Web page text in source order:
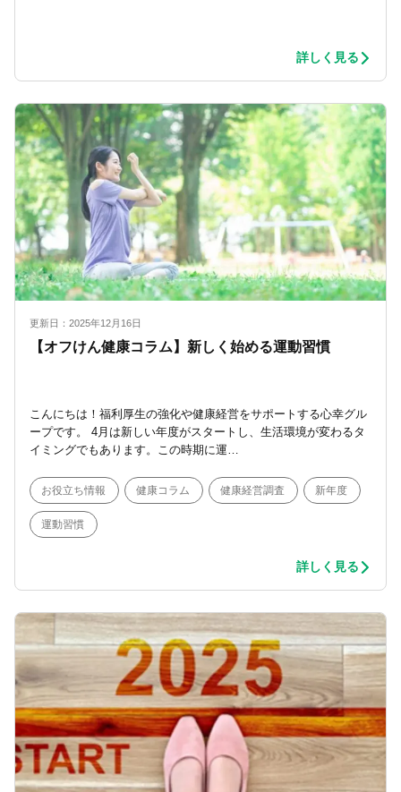
詳しく見る
更新日：2025年12月16日
【オフけん健康コラム】新しく始める運動習慣
こんにちは！福利厚生の強化や健康経営をサポートする心幸グル
ープです。 4月は新しい年度がスタートし、生活環境が変わるタ
イミングでもあります。この時期に運…
お役立ち情報 健康コラム 健康経営調査 新年度
運動習慣
詳しく見る